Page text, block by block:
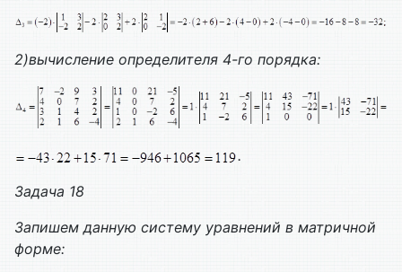
2)вычисление определителя 4-го порядка:
.
Задача 18
Запишем данную систему уравнений в матричной
форме: